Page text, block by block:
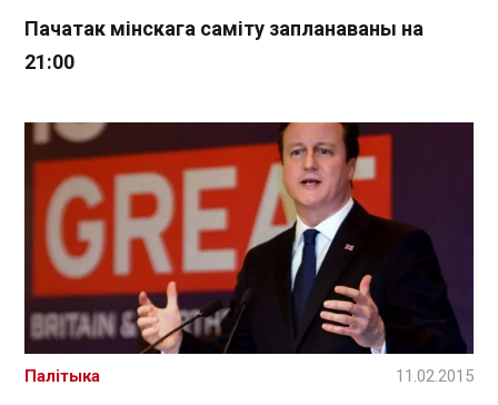
Пачатак мінскага саміту запланаваны на
21:00
Палітыка 11.02.2015